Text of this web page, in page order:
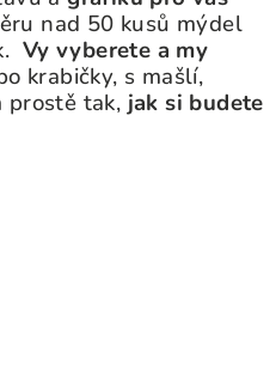
nad 50 kusů mýdel
Vy vyberete a my
krabičky, s mašlí,
prostě tak, jak si budete